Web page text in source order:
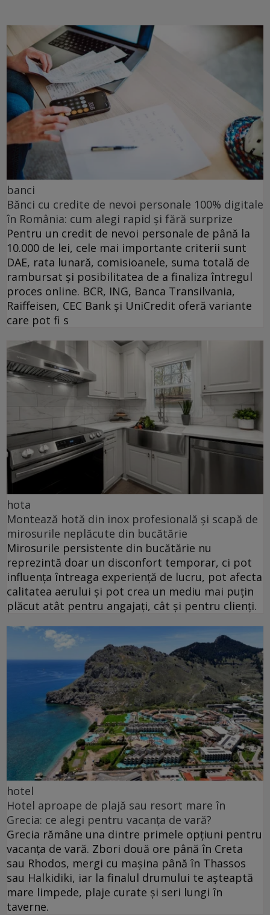
banci
Bănci cu credite de nevoi personale 100% digitale
în România: cum alegi rapid și fără surprize
Pentru un credit de nevoi personale de până la
10.000 de lei, cele mai importante criterii sunt
DAE, rata lunară, comisioanele, suma totală de
rambursat și posibilitatea de a finaliza întregul
proces online. BCR, ING, Banca Transilvania,
Raiffeisen, CEC Bank și UniCredit oferă variante
care pot fi s
hota
Montează hotă din inox profesională și scapă de
mirosurile neplăcute din bucătărie
Mirosurile persistente din bucătărie nu
reprezintă doar un disconfort temporar, ci pot
influența întreaga experiență de lucru, pot afecta
calitatea aerului și pot crea un mediu mai puțin
plăcut atât pentru angajați, cât și pentru clienți.
hotel
Hotel aproape de plajă sau resort mare în
Grecia: ce alegi pentru vacanța de vară?
Grecia rămâne una dintre primele opțiuni pentru
vacanța de vară. Zbori două ore până în Creta
sau Rhodos, mergi cu mașina până în Thassos
sau Halkidiki, iar la finalul drumului te așteaptă
mare limpede, plaje curate și seri lungi în
taverne.